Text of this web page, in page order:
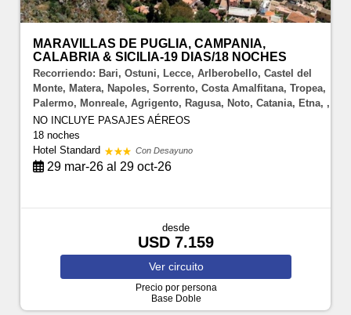
MARAVILLAS DE PUGLIA, CAMPANIA,
CALABRIA & SICILIA-19 DIAS/18 NOCHES
Recorriendo: Bari, Ostuni, Lecce, Arlberobello, Castel del
Monte, Matera, Napoles, Sorrento, Costa Amalfitana, Tropea,
Palermo, Monreale, Agrigento, Ragusa, Noto, Catania, Etna, ,
NO INCLUYE PASAJES AÉREOS
18 noches
Hotel Standard
Con Desayuno
29 mar-26 al 29 oct-26
desde
USD 7.159
Ver circuito
Precio por persona
Base Doble